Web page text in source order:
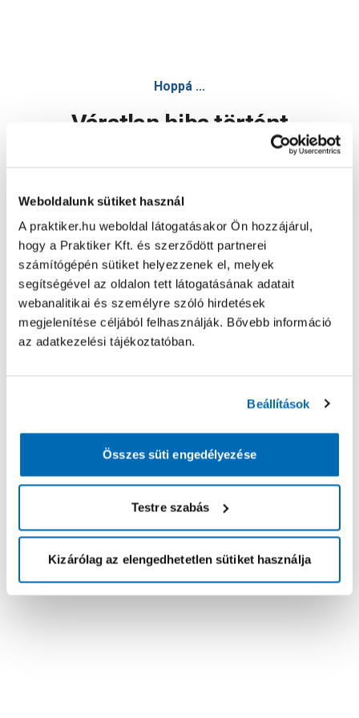
Weboldalunk sütiket használ
A praktiker.hu weboldal látogatásakor Ön hozzájárul,
hogy a Praktiker Kft. és szerződött partnerei
számítógépén sütiket helyezzenek el, melyek
segítségével az oldalon tett látogatásának adatait
webanalitikai és személyre szóló hirdetések
megjelenítése céljából felhasználják. Bővebb információ
az adatkezelési tájékoztatóban.
Beállítások
Összes süti engedélyezése
Testre szabás
Kizárólag az elengedhetetlen sütiket használja
Hoppá ...
Váratlan hiba történt
Oldal újratöltése